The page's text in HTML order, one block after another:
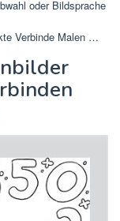
oder Bildsprache
Verbinde Malen …